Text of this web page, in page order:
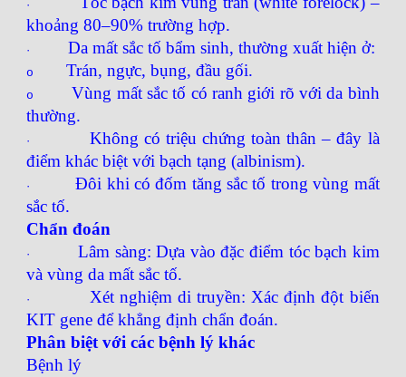
·
khoảng 80–90% trường hợp.
· Da mất sắc tố bẩm sinh, thường xuất hiện ở:
o Trán, ngực, bụng, đầu gối.
o
Vùng mất sắc tố có ranh giới rõ với da bình
thường.
·
Không có triệu chứng toàn thân – đây là
điểm khác biệt với bạch tạng (albinism).
·
Đôi khi có đốm tăng sắc tố trong vùng mất
sắc tố.
Chẩn đoán
·
Lâm sàng: Dựa vào đặc điểm tóc bạch kim
và vùng da mất sắc tố.
·
Xét nghiệm di truyền: Xác định đột biến
KIT gene để khẳng định chẩn đoán.
Phân biệt với các bệnh lý khác
Bệnh lý